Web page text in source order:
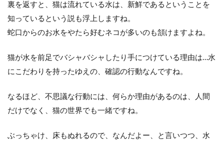
裏を返すと、猫は流れている水は、新鮮であるということを
知っているという説も浮上しますね。
蛇口からのお水をやたら好むネコが多いのも頷けますよね。
猫が水を前足でバシャバシャしたり手につけている理由は…水
にこだわりを持ったゆえの、確認の行動なんですね。
なるほど、不思議な行動には、何らか理由があるのは、人間
だけでなく、猫の世界でも一緒ですね。
ぶっちゃけ、床もぬれるので、なんだよー、と言いつつ、水